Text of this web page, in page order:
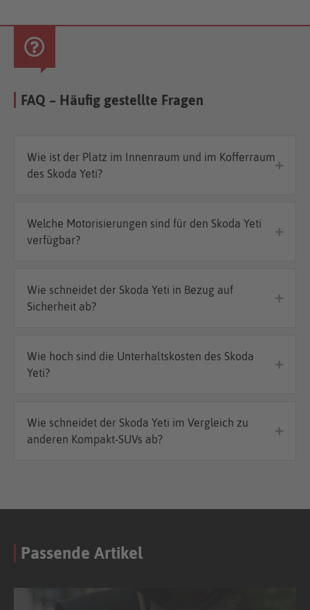
FAQ – Häufig gestellte Fragen
Wie ist der Platz im Innenraum und im Kofferraum
des Skoda Yeti?
Welche Motorisierungen sind für den Skoda Yeti
verfügbar?
Wie schneidet der Skoda Yeti in Bezug auf
Sicherheit ab?
Wie hoch sind die Unterhaltskosten des Skoda
Yeti?
Wie schneidet der Skoda Yeti im Vergleich zu
anderen Kompakt-SUVs ab?
Passende Artikel